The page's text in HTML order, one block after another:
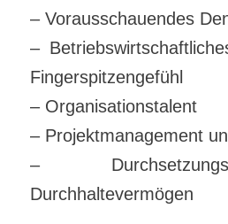
– Vorausschauendes
–
Fingerspitzengefühl
– Organisationstalent
– Projektmanagement
–
Durchhaltevermögen